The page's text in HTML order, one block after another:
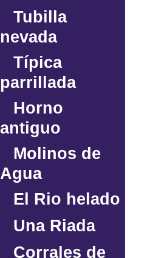
Tubilla
nevada
Típica
parrillada
Horno
antiguo
Molinos de
Agua
El Rio helado
Una Riada
Corrales de